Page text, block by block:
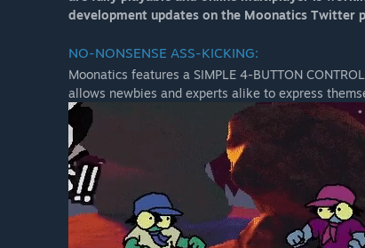
development updates on the Moonatics Twitter
NO-NONSENSE ASS-KICKING:
Moonatics features a SIMPLE 4-BUTTON
allows newbies and experts alike to express